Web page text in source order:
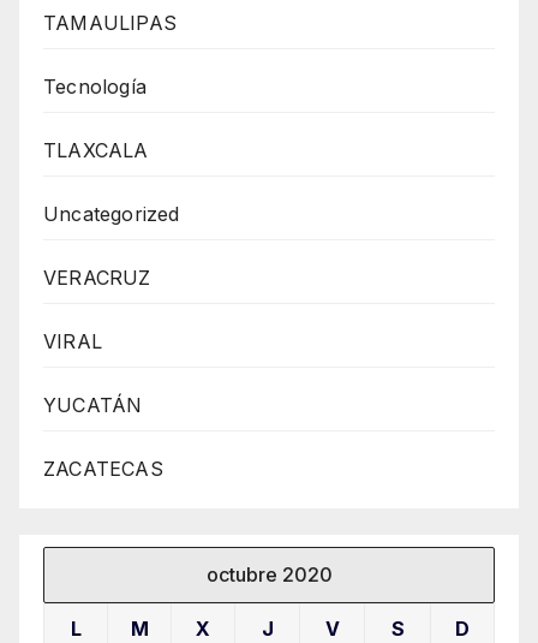
TAMAULIPAS
Tecnología
TLAXCALA
Uncategorized
VERACRUZ
VIRAL
YUCATÁN
ZACATECAS
octubre 2020
L M X J V S D